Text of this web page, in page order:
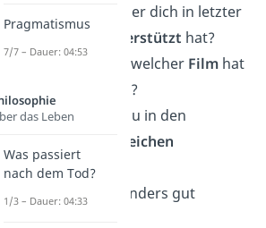
Gibt es jemanden, der dich in letzter
Zeit besonders
unterstützt hat?
Welches
oder welcher Filmhat
dich zuletzt berührt?
es etwas, das du in den
erreichen
möchtest?
Was lässt dich besonders gut
Pragmatismus
7/7 – Dauer: 04:53
das Leben
Was passiert
nach dem Tod?
1/3 – Dauer: 04:33